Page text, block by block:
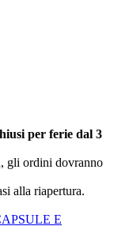
per ferie dal 3
gli ordini dovranno
alla riapertura.
E